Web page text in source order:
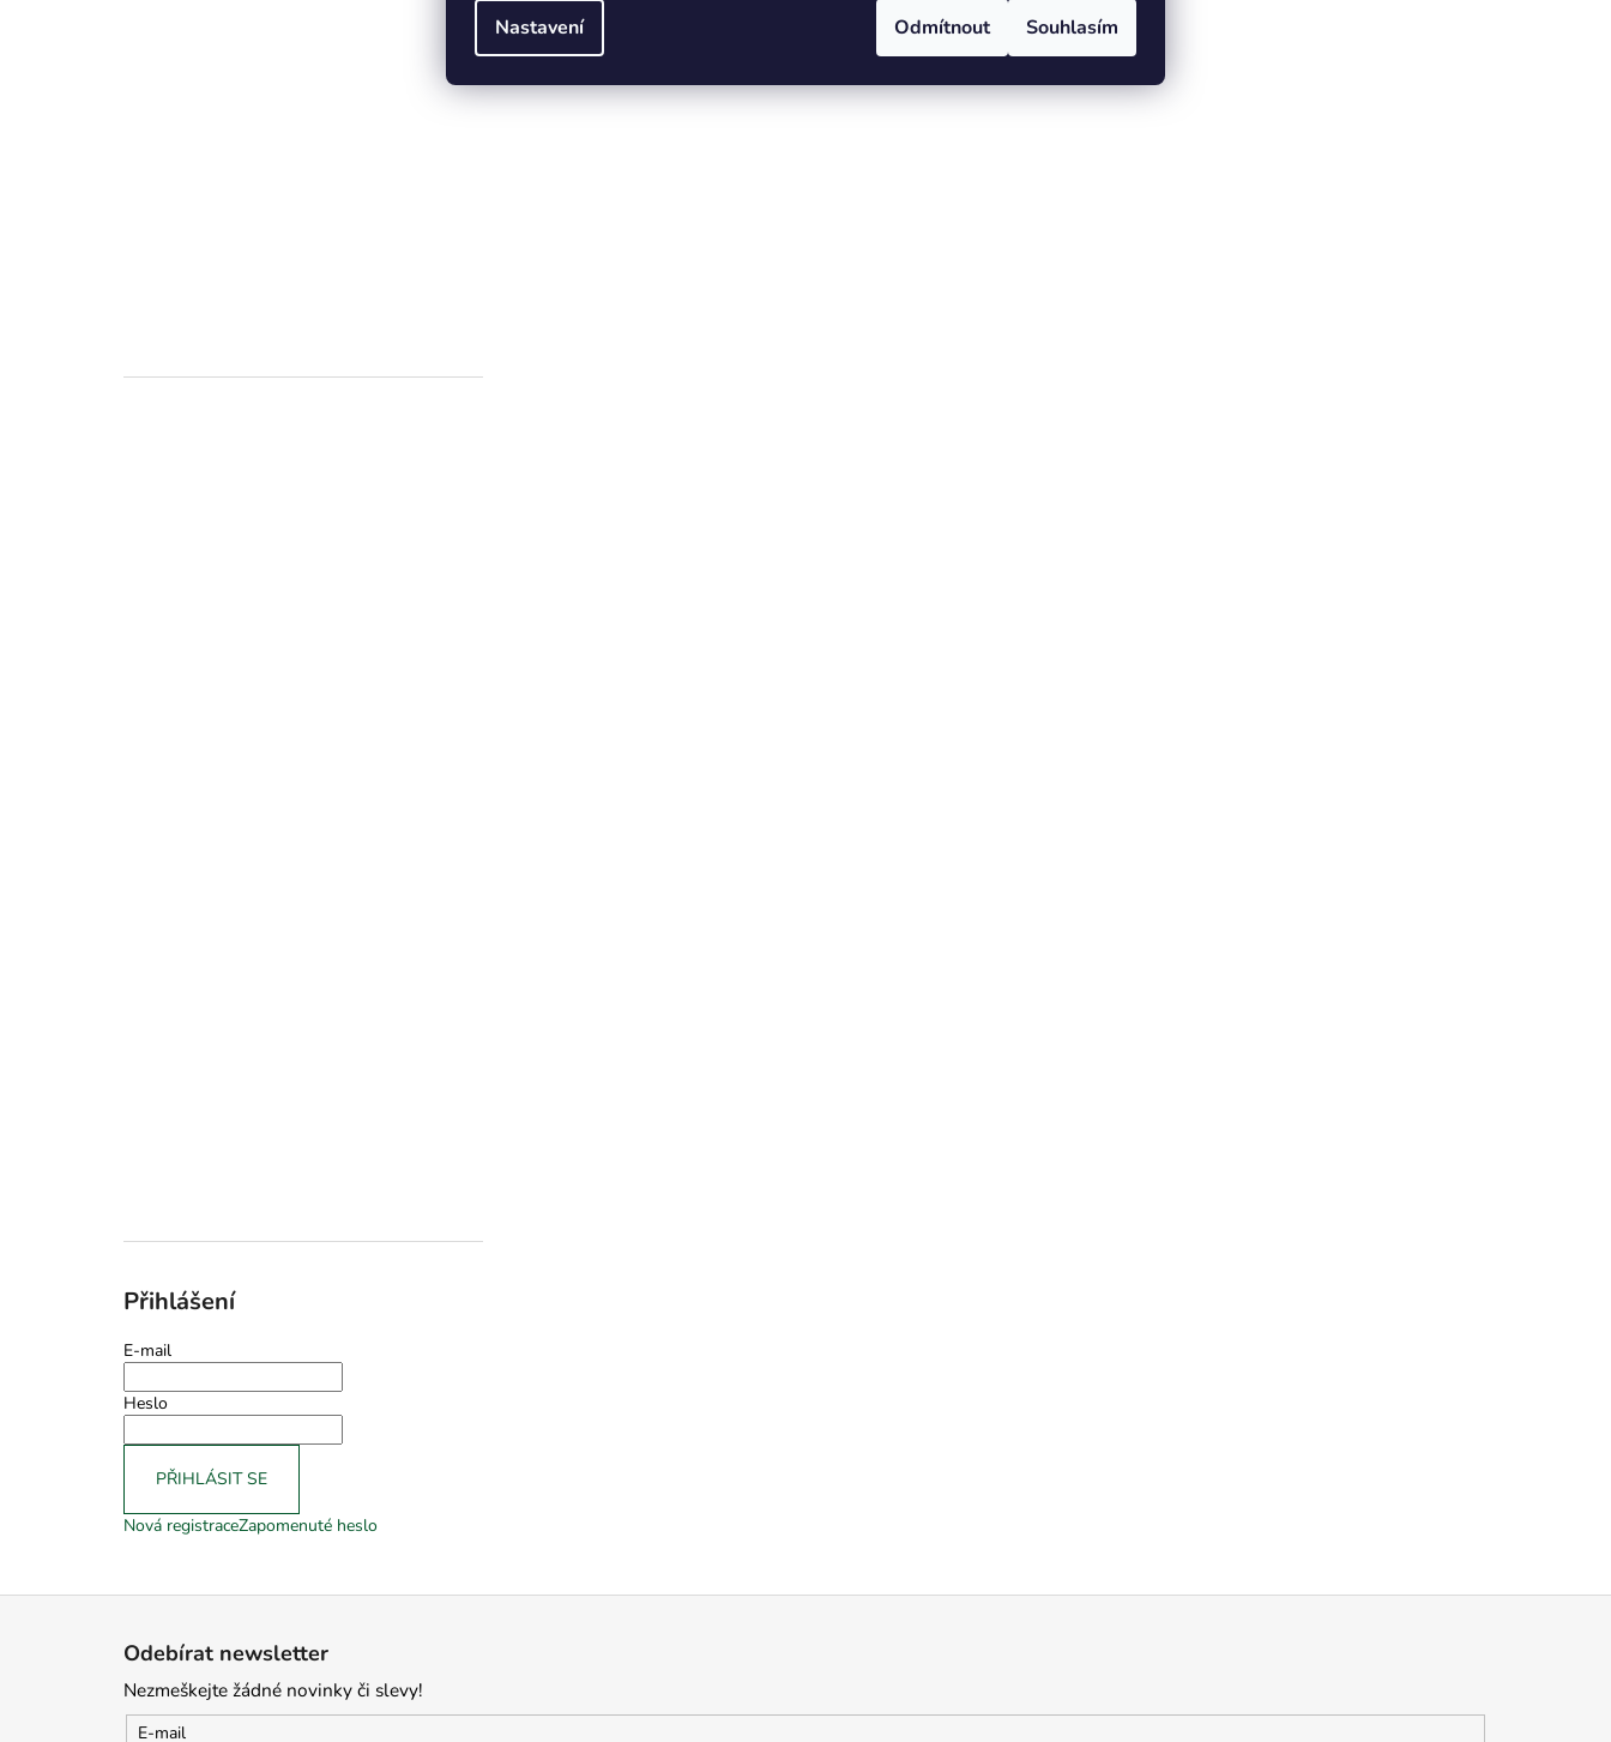
Nastavení Odmítnout Souhlasím
Přihlášení
E-mail
Heslo
PŘIHLÁSIT SE
Nová registraceZapomenuté heslo
Odebírat newsletter
Nezmeškejte žádné novinky či slevy!
E-mail